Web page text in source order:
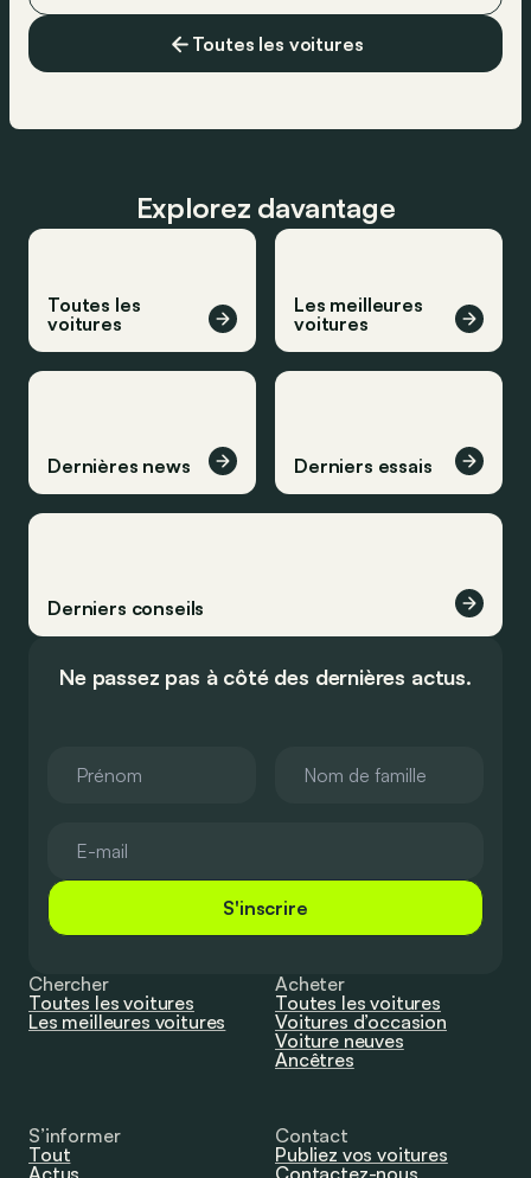
Toutes les voitures
Explorez davantage
Toutes les
voitures
Les meilleures
voitures
Dernières news Derniers essais
Derniers conseils
Ne passez pas à côté des dernières actus.
S'inscrire
Chercher
Toutes les voitures
Les meilleures voitures
Acheter
Toutes les voitures
Voitures d’occasion
Voiture neuves
Ancêtres
S’informer
Tout
Actus
Contact
Publiez vos voitures
Contactez-nous